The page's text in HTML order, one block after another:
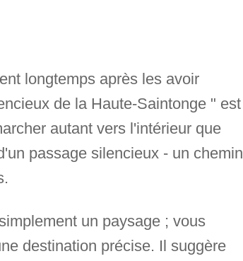
longtemps après les avoir
de la Haute-Saintonge " est
autant vers l'intérieur que
passage silencieux - un chemin
un paysage ; vous
destination précise. Il suggère